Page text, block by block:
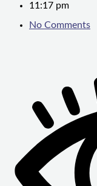
11:17 pm
No Comments